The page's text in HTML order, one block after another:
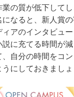
の質が低下して
になると、新人賞
アのインタビュ
に充てる時間が
自分の時間をコ
にしておきましょ